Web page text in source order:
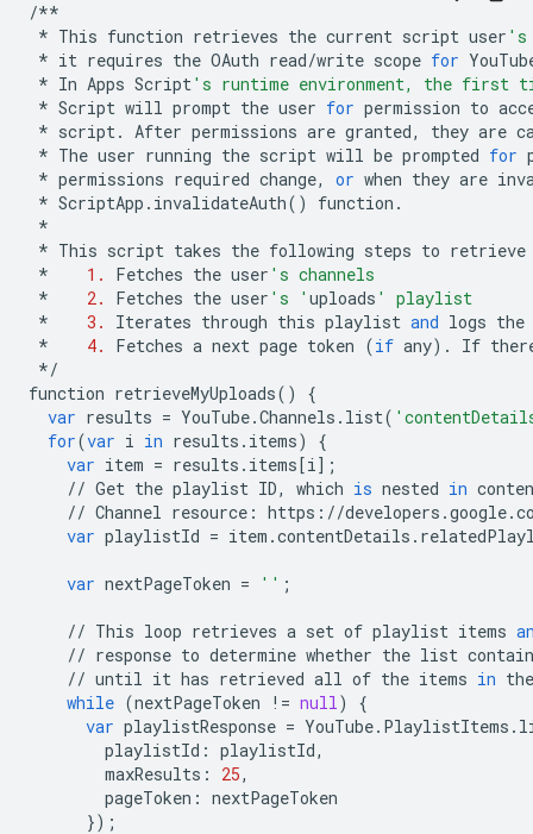
/**
* This function retrieves the current script user 's
* it requires the OAuth read/write scope for
* In Apps Script's runtime environment, the first
* Script will prompt the user for permission to
* script. After permissions are granted, they are
* The user running the script will be prompted for
* permissions required change, or when they are
* ScriptApp . invalidateAuth() function .
*
* This script takes the following steps to retrieve
*
1. Fetches the user 's channels
*
2. Fetches the user 's ' uploads ' playlist
*
3. Iterates through this playlist and logs the
*
4. Fetches a next page token (if any) . If
*/
function retrieveMyUploads()
{
var results = YouTube.Channels . list(
for(var i in results . items)
{
var item = results . items[i];
// Get the playlist ID, which is nested in
// Channel resource : https : //developers .google.
var playlistId = item .contentDetails .
var nextPageToken = '' ;
// This loop retrieves a set of playlist items
// response to determine whether the list
// until it has retrieved all of the items in the
while (nextPageToken != null)
{
var playlistResponse = YouTube. PlaylistItems .
playlistId : playlistId,
maxResults : 25,
pageToken : nextPageToken
});